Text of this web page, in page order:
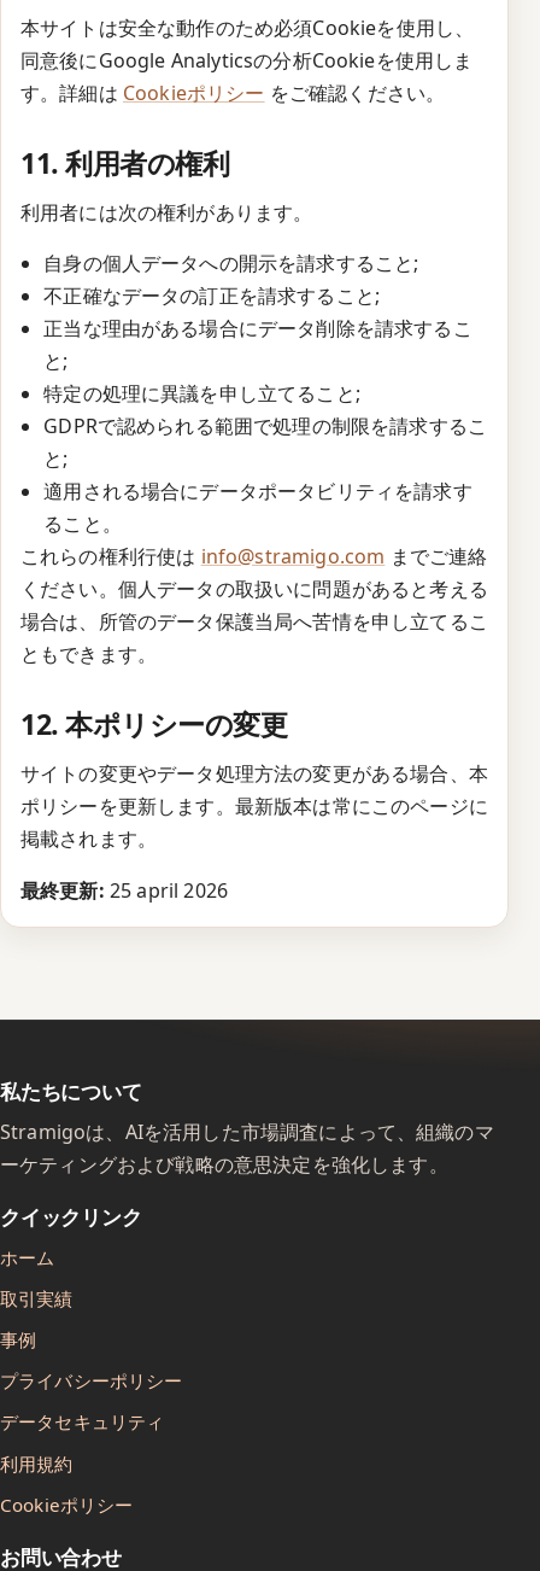
本サイトは安全な動作のため必須Cookieを使用し、
同意後にGoogle Analyticsの分析Cookieを使用しま
す。詳細は Cookieポリシー をご確認ください。
11. 利用者の権利
利用者には次の権利があります。
自身の個人データへの開示を請求すること;
不正確なデータの訂正を請求すること;
正当な理由がある場合にデータ削除を請求するこ
と;
特定の処理に異議を申し立てること;
GDPRで認められる範囲で処理の制限を請求するこ
と;
適用される場合にデータポータビリティを請求す
ること。
これらの権利行使は info@stramigo.com までご連絡
ください。個人データの取扱いに問題があると考える
場合は、所管のデータ保護当局へ苦情を申し立てるこ
ともできます。
12. 本ポリシーの変更
サイトの変更やデータ処理方法の変更がある場合、本
ポリシーを更新します。最新版本は常にこのページに
掲載されます。
最終更新: 25 april 2026
私たちについて
Stramigoは、AIを活用した市場調査によって、組織のマ
ーケティングおよび戦略の意思決定を強化します。
クイックリンク
ホーム
取引実績
事例
プライバシーポリシー
データセキュリティ
利用規約
Cookieポリシー
お問い合わせ